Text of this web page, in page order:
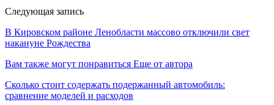
Следующая запись
В Кировском районе Ленобласти массово отключили свет
накануне Рождества
Вам также могут понравиться Еще от автора
Сколько стоит содержать подержанный автомобиль:
сравнение моделей и расходов